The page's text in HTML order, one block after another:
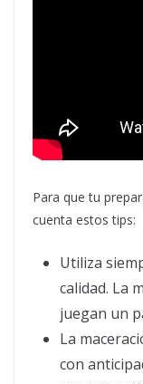
Para que tu
cuenta estos tips:
Utiliza
calidad. La
juegan un
La
con